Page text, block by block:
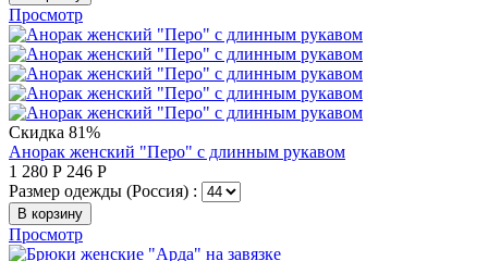
Просмотр
Скидка 81%
Анорак женский "Перо" с длинным рукавом
1 280 Р 246 Р
Размер одежды (Россия) :
В корзину
Просмотр